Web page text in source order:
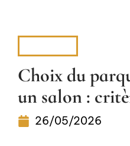
Choix du
un salon :
26/05/2026